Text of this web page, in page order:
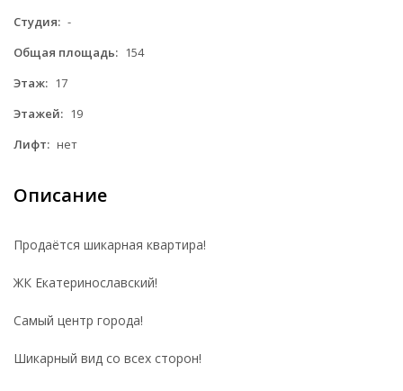
Студия: -
Общая площадь: 154
Этаж: 17
Этажей: 19
Лифт: нет
Описание
Продаётся шикарная квартира!
ЖК Екатеринославский!
Самый центр города!
Шикарный вид со всех сторон!